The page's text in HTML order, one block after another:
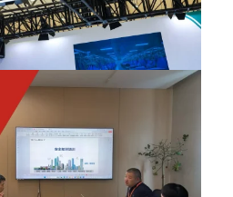
2026年6月12日